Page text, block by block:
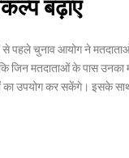
बढ़ाए
से पहले चुनाव आयोग ने
जिन मतदाताओं के पास
उपयोग कर सकेंगे। इसके साथ